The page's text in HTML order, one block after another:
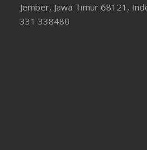
Jember, Jawa Timur 68121,
331 338480